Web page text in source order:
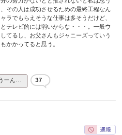
その人は成功させるための最終工程なん
ラでもらえそうな仕事は多そうだけど、
テレビ的には弱いからな・・・。一般ウ
てるし、お父さんもジャニーズっていう
かかってると思う。
ーん… 37